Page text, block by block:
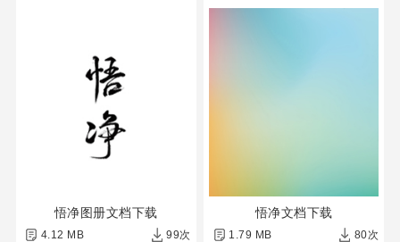
悟净图册文档下载
4.12 MB 99次
悟净文档下载
1.79 MB 80次